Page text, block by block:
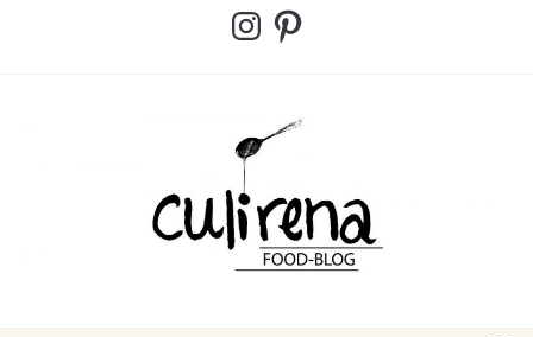
InstagramPinterest